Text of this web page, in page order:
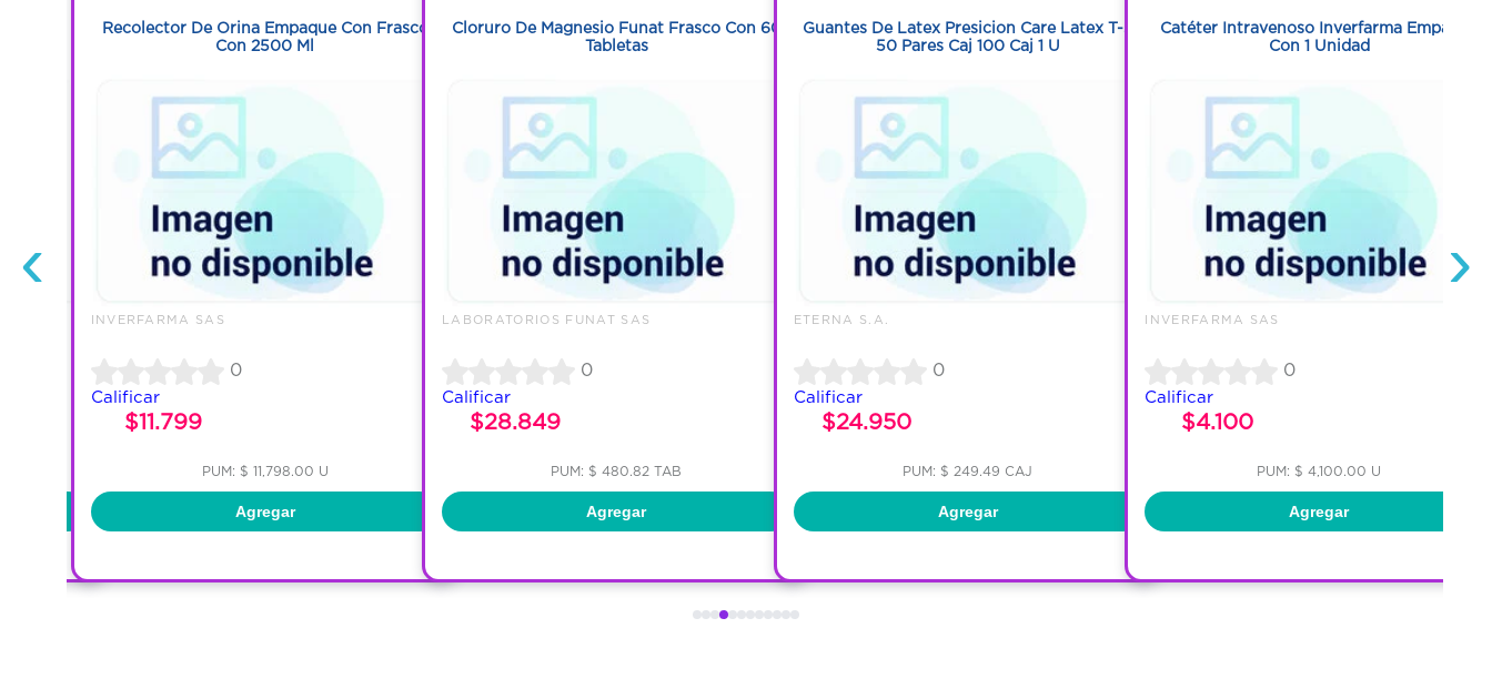
‹
Recolector De Orina Empaque Con Frasco
Con 2500 Ml
INVERFARMA SAS
0
Calificar
$11.799
PUM: $ 11,798.00 U
Agregar
Cloruro De Magnesio Funat Frasco Con 60
Tabletas
LABORATORIOS FUNAT SAS
0
Calificar
$28.849
PUM: $ 480.82 TAB
Agregar
Guantes De Latex Presicion Care Latex T-S
50 Pares Caj 100 Caj 1 U
ETERNA S.A.
0
Calificar
$24.950
PUM: $ 249.49 CAJ
Agregar
Catéter Intravenoso Inverfarma Empaque
Con 1 Unidad
INVERFARMA SAS
0
Calificar
$4.100
PUM: $ 4,100.00 U
Agregar
›